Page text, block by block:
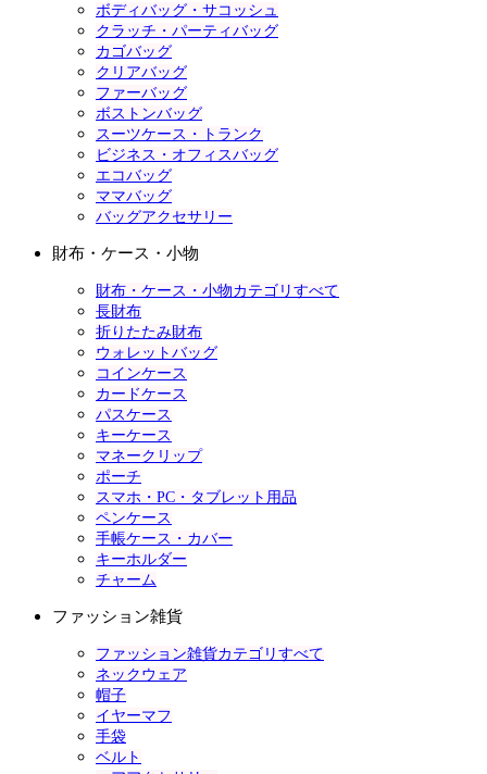
ボディバッグ・サコッシュ
クラッチ・パーティバッグ
カゴバッグ
クリアバッグ
ファーバッグ
ボストンバッグ
スーツケース・トランク
ビジネス・オフィスバッグ
エコバッグ
ママバッグ
バッグアクセサリー
財布・ケース・小物
財布・ケース・小物カテゴリすべて
長財布
折りたたみ財布
ウォレットバッグ
コインケース
カードケース
パスケース
キーケース
マネークリップ
ポーチ
スマホ・PC・タブレット用品
ペンケース
手帳ケース・カバー
キーホルダー
チャーム
ファッション雑貨
ファッション雑貨カテゴリすべて
ネックウェア
帽子
イヤーマフ
手袋
ベルト